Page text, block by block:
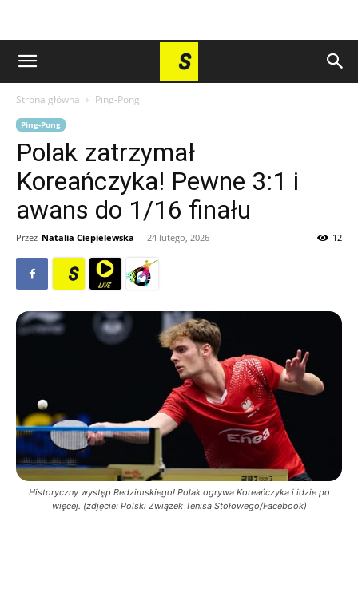
Strona główna Ping-Pong
Ping-Pong
Polak zatrzymał
Koreańczyka! Pewne 3:1 i
awans do 1/16 finału
Przez Natalia Ciepielewska - 24 lutego, 2026 12
Historyczny występ Redzimskiego! Polak ogrywa Koreańczyka i idzie po
więcej. (zdjęcie: Polski Związek Tenisa Stołowego/Facebook)